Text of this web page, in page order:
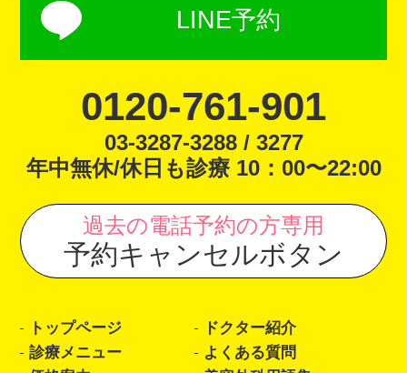
LINE予約
0120-761-901
03-3287-3288 / 3277
年中無休/休日も診療 10：00〜22:00
過去の電話予約の方専用
予約キャンセルボタン
トップページ
ドクター紹介
診療メニュー
よくある質問